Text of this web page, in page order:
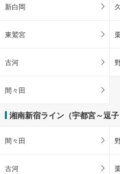
新白岡
東鷲宮
古河
間々田
湘南新宿ライン（宇都宮～逗子
間々田
古河